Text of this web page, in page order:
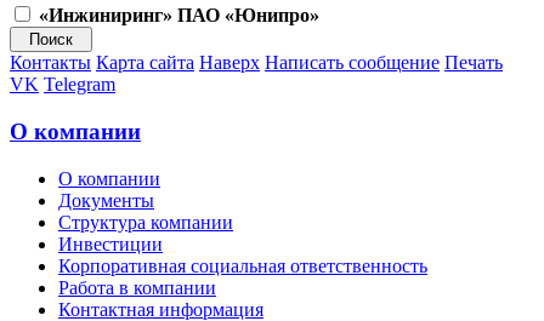
«Инжиниринг» ПАО «Юнипро»
Контакты Карта сайта Наверх Написать сообщение Печать
VK Telegram
О компании
О компании
Документы
Структура компании
Инвестиции
Корпоративная социальная ответственность
Работа в компании
Контактная информация